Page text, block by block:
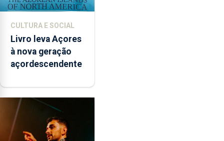
CULTURA E SOCIAL
Livro leva Açores
à nova geração
açordescendente